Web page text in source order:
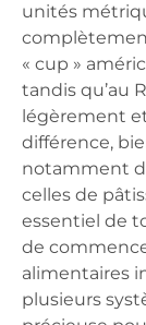
unités
« cup »
tandis qu’au
légèrement
différence,
notamment
celles de
essentiel de
de
alimentaires
plusieurs